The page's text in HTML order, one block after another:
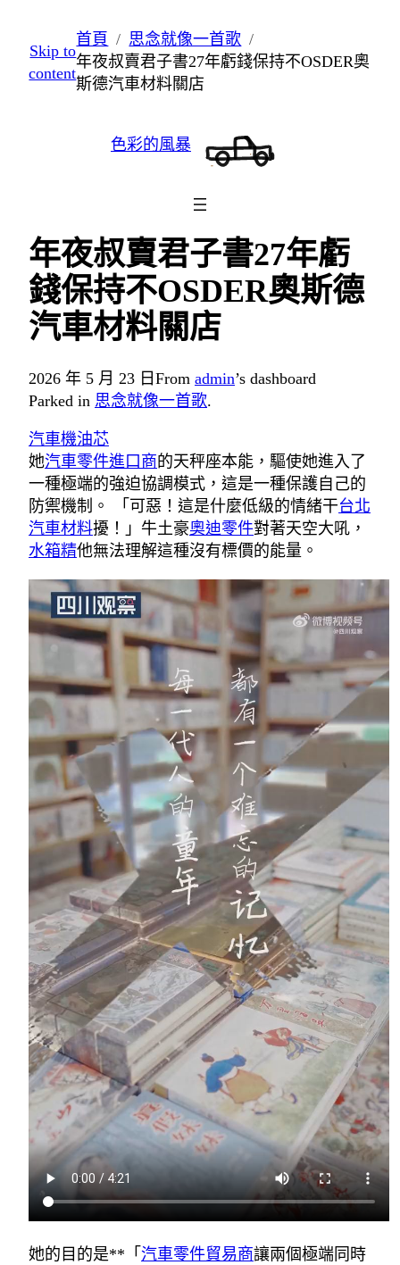
至
主
Skip to
content
首頁
思念就像一首歌
年夜叔賣君子書27年虧錢保持不OSDER奧
斯德汽車材料關店
色彩的風暴
年夜叔賣君子書27年虧
錢保持不OSDER奧斯德
汽車材料關店
2026 年 5 月 23 日 From admin’s dashboard
Parked in 思念就像一首歌.
汽車機油芯
她汽車零件進口商的天秤座本能，驅使她進入了
一種極端的強迫協調模式，這是一種保護自己的
防禦機制。 「可惡！這是什麼低級的情緒干台北
汽車材料擾！」牛土豪奧迪零件對著天空大吼，
水箱精他無法理解這種沒有標價的能量。
她的目的是**「 汽車零件貿易商讓兩個極端同時